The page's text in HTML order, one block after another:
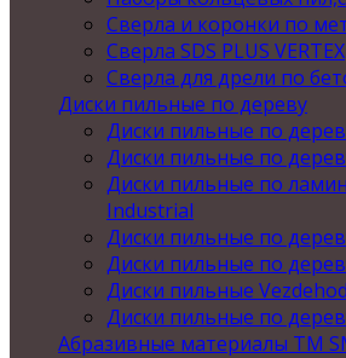
Сверла и коронки по
Сверла SDS PLUS VERTEX
Сверла для дрели по
Диски пильные по дереву
Диски пильные по
Диски пильные по
Диски пильные по
Industrial
Диски пильные по
Диски пильные по
Диски пильные
Диски пильные по
Абразивные материалы ТМ